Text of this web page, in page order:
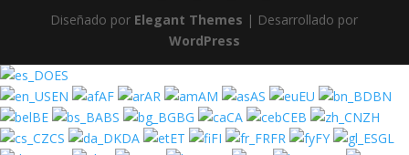
Diseñado por Elegant Themes | Desarrollado por
WordPress
ES
EN
AF AR AM AS EU
BN
BE
BS BG CA CEB
ZH
CS
DA ET FI FR FY
GL